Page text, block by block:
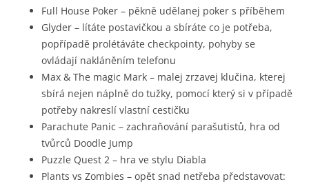
Full House Poker – pěkně udělanej poker s příběhem
Glyder – lítáte postavičkou a sbíráte co je potřeba,
popřípadě prolétáváte checkpointy, pohyby se
ovládají nakláněním telefonu
Max & The magic Mark – malej zrzavej klučina, kterej
sbírá nejen náplně do tužky, pomocí který si v případě
potřeby nakreslí vlastní cestičku
Parachute Panic – zachraňování parašutistů, hra od
tvůrců Doodle Jump
Puzzle Quest 2 – hra ve stylu Diabla
Plants vs Zombies – opět snad netřeba představovat: